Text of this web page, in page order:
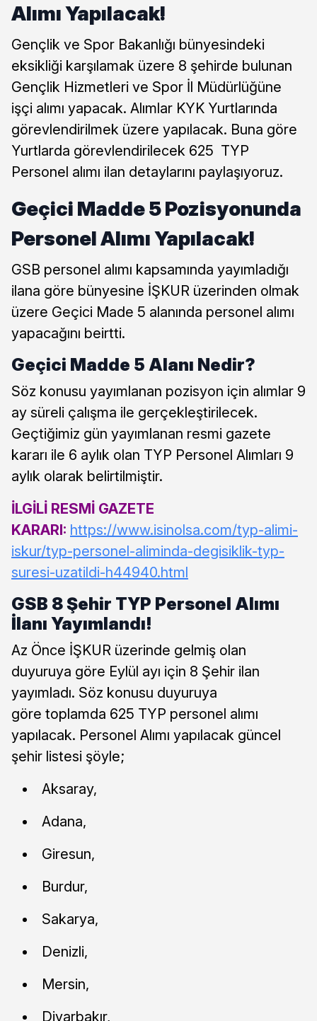
Alımı Yapılacak!
Gençlik ve Spor Bakanlığı bünyesindeki
eksikliği karşılamak üzere 8 şehirde bulunan
Gençlik Hizmetleri ve Spor İl Müdürlüğüne
işçi alımı yapacak. Alımlar KYK Yurtlarında
görevlendirilmek üzere yapılacak. Buna göre
Yurtlarda görevlendirilecek 625 TYP
Personel alımı ilan detaylarını paylaşıyoruz.
Geçici Madde 5 Pozisyonunda
Personel Alımı Yapılacak!
GSB personel alımı kapsamında yayımladığı
ilana göre bünyesine İŞKUR üzerinden olmak
üzere Geçici Made 5 alanında personel alımı
yapacağını beirtti.
Geçici Madde 5 Alanı Nedir?
Söz konusu yayımlanan pozisyon için alımlar 9
ay süreli çalışma ile gerçekleştirilecek.
Geçtiğimiz gün yayımlanan resmi gazete
kararı ile 6 aylık olan TYP Personel Alımları 9
aylık olarak belirtilmiştir.
İLGİLİ RESMİ GAZETE
KARARI: https://www.isinolsa.com/typ-alimi-
iskur/typ-personel-aliminda-degisiklik-typ-
suresi-uzatildi-h44940.html
GSB 8 Şehir TYP Personel Alımı
İlanı Yayımlandı!
Az Önce İŞKUR üzerinde gelmiş olan
duyuruya göre Eylül ayı için 8 Şehir ilan
yayımladı. Söz konusu duyuruya
göre toplamda 625 TYP personel alımı
yapılacak. Personel Alımı yapılacak güncel
şehir listesi şöyle;
Aksaray,
Adana,
Giresun,
Burdur,
Sakarya,
Denizli,
Mersin,
Diyarbakır,